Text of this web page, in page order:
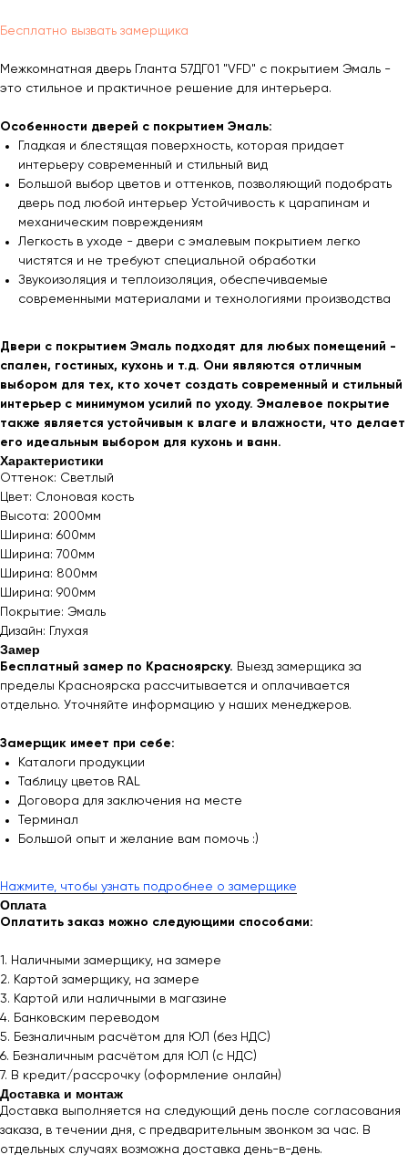
Бесплатно вызвать замерщика
Межкомнатная дверь Гланта 57ДГ01 "VFD" с покрытием Эмаль -
это стильное и практичное решение для интерьера.
Особенности дверей с покрытием Эмаль:
Гладкая и блестящая поверхность, которая придает
интерьеру современный и стильный вид
Большой выбор цветов и оттенков, позволяющий подобрать
дверь под любой интерьер Устойчивость к царапинам и
механическим повреждениям
Легкость в уходе - двери с эмалевым покрытием легко
чистятся и не требуют специальной обработки
Звукоизоляция и теплоизоляция, обеспечиваемые
современными материалами и технологиями производства
Двери с покрытием Эмаль подходят для любых помещений -
спален, гостиных, кухонь и т.д. Они являются отличным
выбором для тех, кто хочет создать современный и стильный
интерьер с минимумом усилий по уходу. Эмалевое покрытие
также является устойчивым к влаге и влажности, что делает
его идеальным выбором для кухонь и ванн.
Характеристики
Оттенок: Светлый
Цвет: Слоновая кость
Высота: 2000мм
Ширина: 600мм
Ширина: 700мм
Ширина: 800мм
Ширина: 900мм
Покрытие: Эмаль
Дизайн: Глухая
Замер
Бесплатный замер по Красноярску. Выезд замерщика за
пределы Красноярска рассчитывается и оплачивается
отдельно. Уточняйте информацию у наших менеджеров.
Замерщик имеет при себе:
Каталоги продукции
Таблицу цветов RAL
Договора для заключения на месте
Терминал
Большой опыт и желание вам помочь :)
Нажмите, чтобы узнать подробнее о замерщике
Оплата
Оплатить заказ можно следующими способами:
1. Наличными замерщику, на замере
2. Картой замерщику, на замере
3. Картой или наличными в магазине
4. Банковским переводом
5. Безналичным расчётом для ЮЛ (без НДС)
6. Безналичным расчётом для ЮЛ (с НДС)
7. В кредит/рассрочку (оформление онлайн)
Доставка и монтаж
Доставка выполняется на следующий день после согласования
заказа, в течении дня, с предварительным звонком за час. В
отдельных случаях возможна доставка день-в-день.